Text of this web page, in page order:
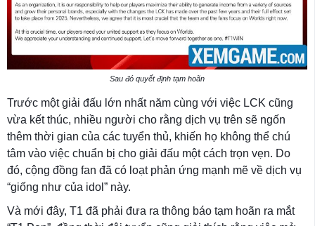
Sau đó quyết định tạm hoãn
Trước một giải đấu lớn nhất năm cùng với việc LCK cũng
vừa kết thúc, nhiều người cho rằng dịch vụ trên sẽ ngốn
thêm thời gian của các tuyển thủ, khiến họ không thể chú
tâm vào việc chuẩn bị cho giải đấu một cách trọn vẹn. Do
đó, cộng đồng fan đã có loạt phản ứng mạnh mẽ về dịch vụ
“giống như của idol” này.
Và mới đây, T1 đã phải đưa ra thông báo tạm hoãn ra mắt